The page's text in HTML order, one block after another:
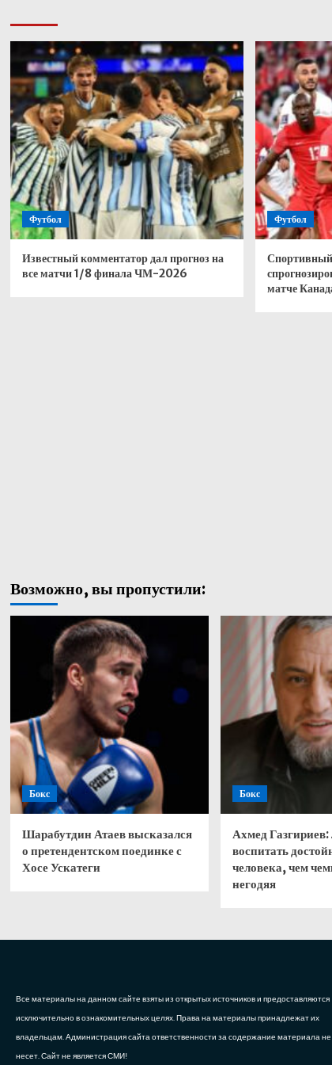
Футбол
Известный комментатор дал прогноз на
все матчи 1/8 финала ЧМ-2026
Футбол
матче
Возможно, вы пропустили:
Бокс
Шарабутдин Атаев высказался
о претендентском поединке с
Хосе Ускатеги
Бокс
Ахмед
воспитать
человека, чем
негодяя
Все материалы на данном сайте взяты из открытых источников и предоставляются
исключительно в ознакомительных целях. Права на материалы принадлежат их
владельцам. Администрация сайта ответственности за содержание материала не
несет. Сайт не является СМИ!